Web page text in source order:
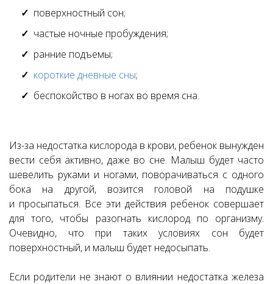
поверхностный сон;
частые ночные пробуждения;
ранние подъемы;
короткие дневные сны;
беспокойство в ногах во время сна.
Из-за недостатка кислорода в крови, ребенок вынужден
вести себя активно, даже во сне. Малыш будет часто
шевелить руками и ногами, поворачиваться с одного
бока на другой, возится головой на подушке
и просыпаться. Все эти действия ребенок совершает
для того, чтобы разогнать кислород по организму.
Очевидно, что при таких условиях сон будет
поверхностный, и малыш будет недосыпать.
Если родители не знают о влиянии недостатка железа